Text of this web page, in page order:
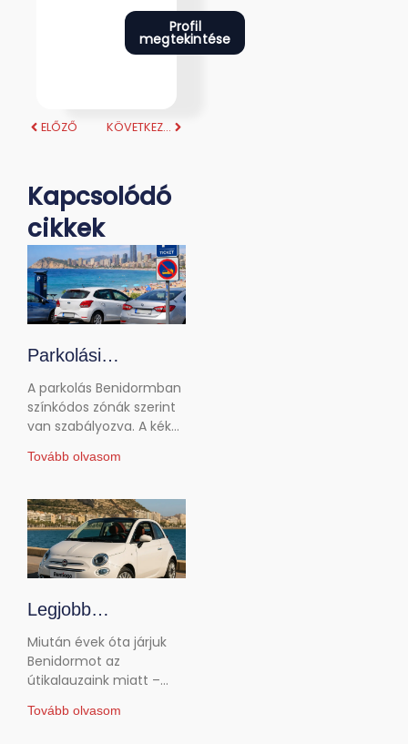
Profil
megtekintése
ELŐZŐ KÖVETKEZŐ
Kapcsolódó
cikkek
Parkolási
szabályok
Benidormban:
fizetős parkolók és
ingyenes
A parkolás Benidormban
színkódos zónák szerint
van szabályozva. A kék
zónák elsősorban a helyi
területek pedig
ingyenesek. A
Tovább olvasom
Legjobb
járműtípusok
Benidormban:
2026-os vezetési
útmutató
Miután évek óta járjuk
Benidormot az
útikalauzaink miatt –
térképeztük fel a Fedezd
Tovább olvasom